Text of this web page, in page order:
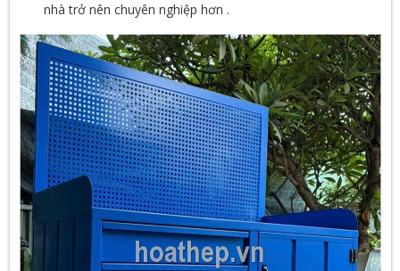
nhà trở nên chuyên nghiệp hơn .